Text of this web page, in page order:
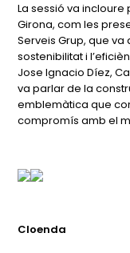
La sessió va
Girona, com les
Serveis Grup, que
sostenibilitat i
Jose Ignacio Díez,
va parlar de la
emblemàtica que
compromís amb el
Cloenda